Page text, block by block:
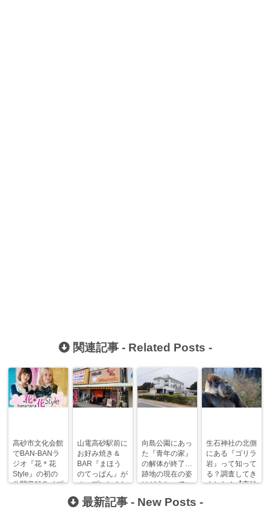
関連記事 - Related Posts -
高砂市文化会館
でBAN-BANラ
ジオ『花＊花
Style』の初の
公開収録ライブ
山電高砂駅前に
お好み焼き＆
BAR『まほう
のてっぱん』が
オープンしまし
た！
向島公園にあっ
た『青年の家』
の解体が終了…
跡地の現在の姿
はどうなってい
生石神社の北側
にある『ゴリラ
岩』って知って
る？調査してき
ました！【高砂
最新記事 - New Posts -